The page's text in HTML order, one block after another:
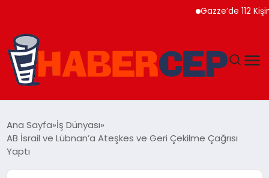
Gazze’de 112 Kişinin
GÜNDEM
Ana Sayfa İş Dünyası
AB İsrail ve Lübnan’a Ateşkes ve Geri Çekilme Çağrısı
Yaptı